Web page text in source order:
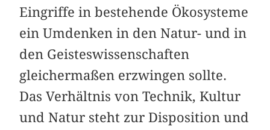
Eingriffe in bestehende Ökosysteme
ein Umdenken in den Natur- und in
den Geisteswissenschaften
gleichermaßen erzwingen sollte.
Das Verhältnis von Technik, Kultur
und Natur steht zur Disposition und